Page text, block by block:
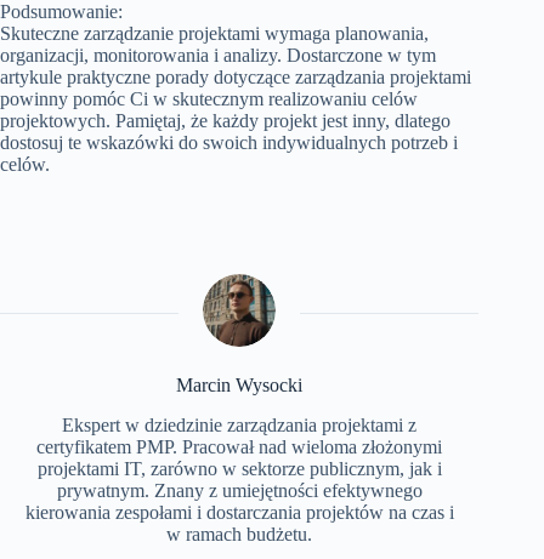
Podsumowanie:
Skuteczne zarządzanie projektami wymaga planowania,
organizacji, monitorowania i analizy. Dostarczone w tym
artykule praktyczne porady dotyczące zarządzania projektami
powinny pomóc Ci w skutecznym realizowaniu celów
projektowych. Pamiętaj, że każdy projekt jest inny, dlatego
dostosuj te wskazówki do swoich indywidualnych potrzeb i
celów.
Marcin Wysocki
Ekspert w dziedzinie zarządzania projektami z
certyfikatem PMP. Pracował nad wieloma złożonymi
projektami IT, zarówno w sektorze publicznym, jak i
prywatnym. Znany z umiejętności efektywnego
kierowania zespołami i dostarczania projektów na czas i
w ramach budżetu.